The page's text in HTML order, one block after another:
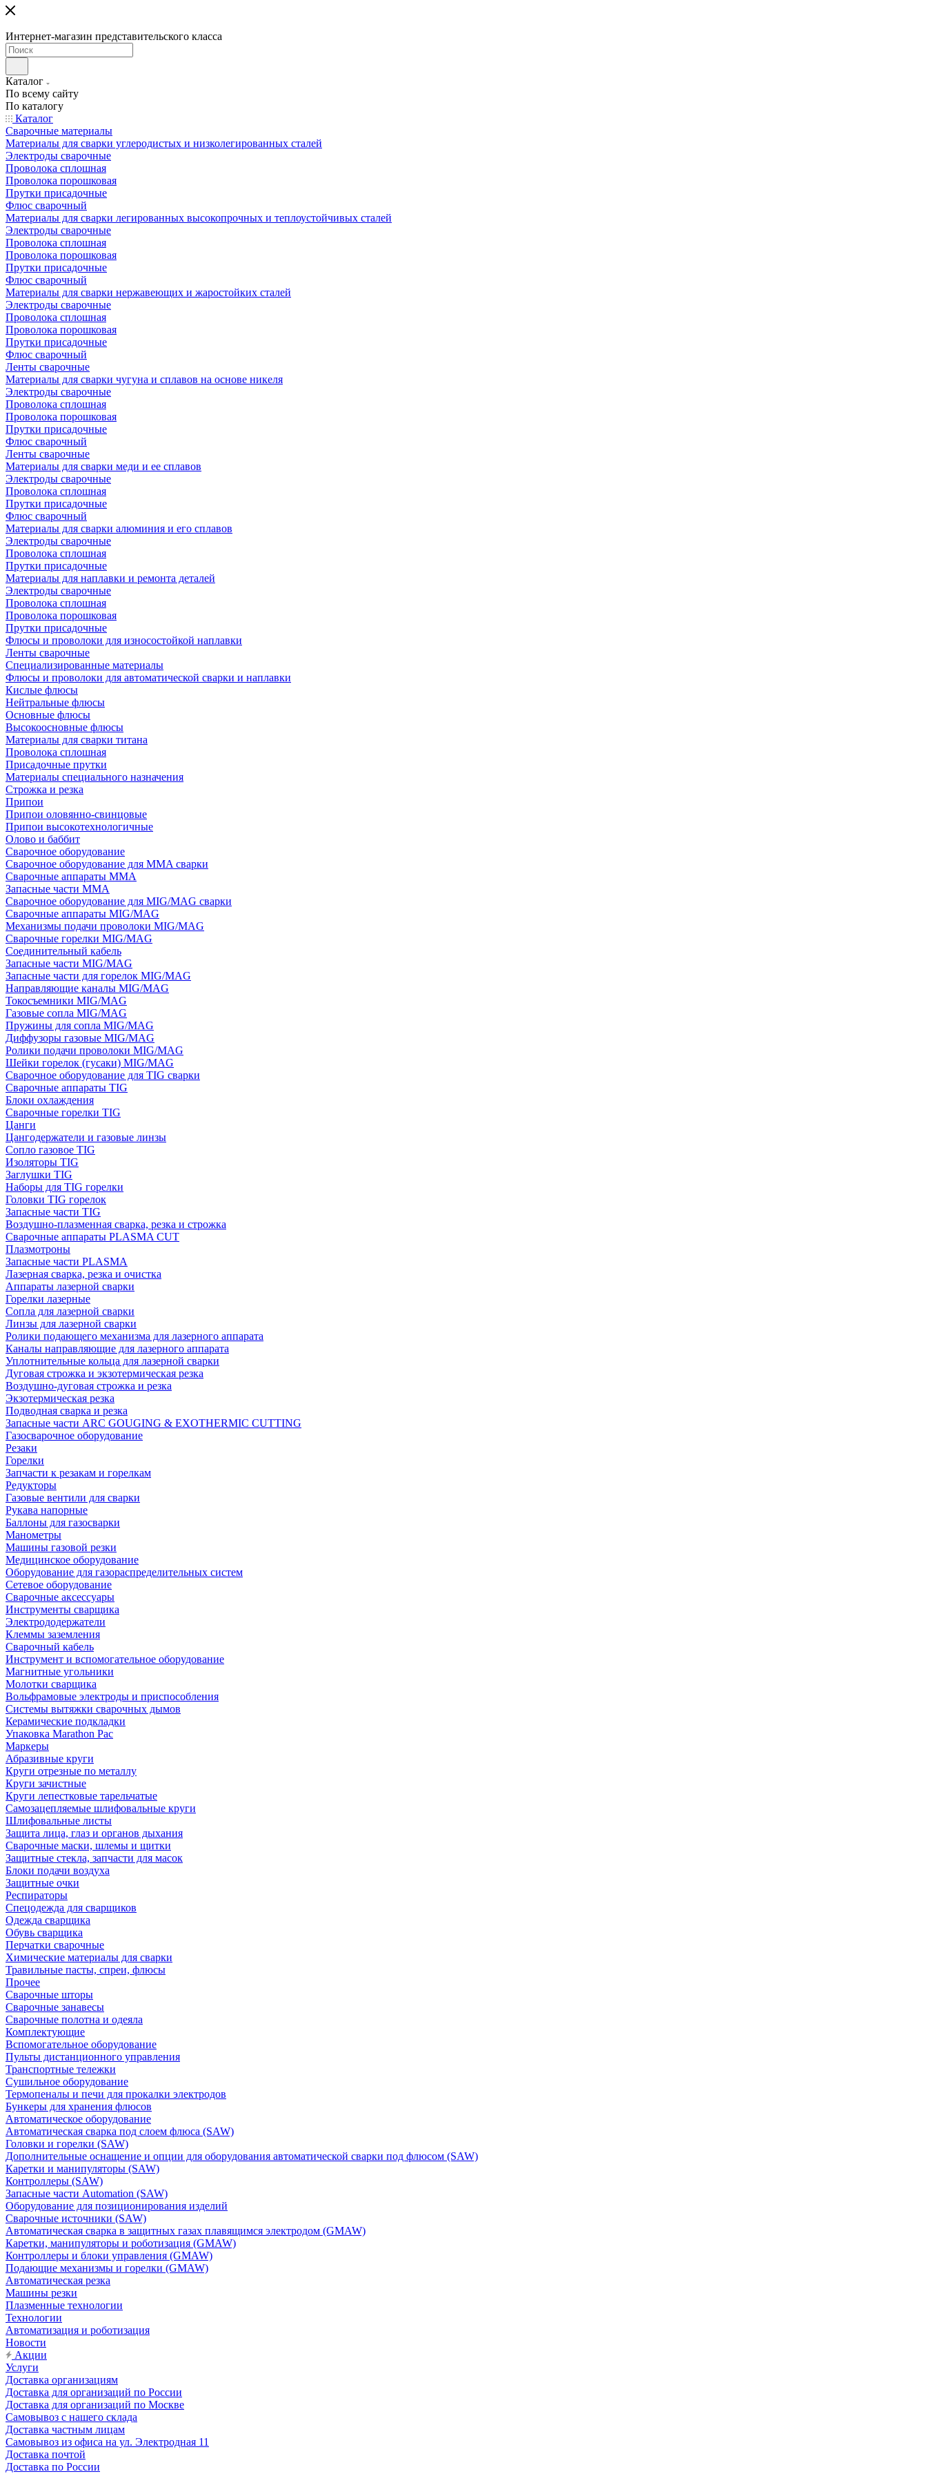
Интернет-магазин представительского класса
Каталог
По всему сайту
По каталогу
Каталог
Сварочные материалы
Материалы для сварки углеродистых и низколегированных сталей
Электроды сварочные
Проволока сплошная
Проволока порошковая
Прутки присадочные
Флюс сварочный
Материалы для сварки легированных высокопрочных и теплоустойчивых сталей
Электроды сварочные
Проволока сплошная
Проволока порошковая
Прутки присадочные
Флюс сварочный
Материалы для сварки нержавеющих и жаростойких сталей
Электроды сварочные
Проволока сплошная
Проволока порошковая
Прутки присадочные
Флюс сварочный
Ленты сварочные
Материалы для сварки чугуна и сплавов на основе никеля
Электроды сварочные
Проволока сплошная
Проволока порошковая
Прутки присадочные
Флюс сварочный
Ленты сварочные
Материалы для сварки меди и ее сплавов
Электроды сварочные
Проволока сплошная
Прутки присадочные
Флюс сварочный
Материалы для сварки алюминия и его сплавов
Электроды сварочные
Проволока сплошная
Прутки присадочные
Материалы для наплавки и ремонта деталей
Электроды сварочные
Проволока сплошная
Проволока порошковая
Прутки присадочные
Флюсы и проволоки для износостойкой наплавки
Ленты сварочные
Специализированные материалы
Флюсы и проволоки для автоматической сварки и наплавки
Кислые флюсы
Нейтральные флюсы
Основные флюсы
Высокоосновные флюсы
Материалы для сварки титана
Проволока сплошная
Присадочные прутки
Материалы специального назначения
Строжка и резка
Припои
Припои оловянно-свинцовые
Припои высокотехнологичные
Олово и баббит
Сварочное оборудование
Сварочное оборудование для MMA сварки
Сварочные аппараты MMA
Запасные части MMA
Сварочное оборудование для MIG/MAG сварки
Сварочные аппараты MIG/MAG
Механизмы подачи проволоки MIG/MAG
Сварочные горелки MIG/MAG
Соединительный кабель
Запасные части MIG/MAG
Запасные части для горелок MIG/MAG
Направляющие каналы MIG/MAG
Токосъемники MIG/MAG
Газовые сопла MIG/MAG
Пружины для сопла MIG/MAG
Диффузоры газовые MIG/MAG
Ролики подачи проволоки MIG/MAG
Шейки горелок (гусаки) MIG/MAG
Сварочное оборудование для TIG сварки
Сварочные аппараты TIG
Блоки охлаждения
Сварочные горелки TIG
Цанги
Цангодержатели и газовые линзы
Сопло газовое TIG
Изоляторы TIG
Заглушки TIG
Наборы для TIG горелки
Головки TIG горелок
Запасные части TIG
Воздушно-плазменная сварка, резка и строжка
Сварочные аппараты PLASMA CUT
Плазмотроны
Запасные части PLASMA
Лазерная сварка, резка и очистка
Аппараты лазерной сварки
Горелки лазерные
Сопла для лазерной сварки
Линзы для лазерной сварки
Ролики подающего механизма для лазерного аппарата
Каналы направляющие для лазерного аппарата
Уплотнительные кольца для лазерной сварки
Дуговая строжка и экзотермическая резка
Воздушно-дуговая строжка и резка
Экзотермическая резка
Подводная сварка и резка
Запасные части ARC GOUGING & EXOTHERMIC CUTTING
Газосварочное оборудование
Резаки
Горелки
Запчасти к резакам и горелкам
Редукторы
Газовые вентили для сварки
Рукава напорные
Баллоны для газосварки
Манометры
Машины газовой резки
Медицинское оборудование
Оборудование для газораспределительных систем
Сетевое оборудование
Сварочные аксессуары
Инструменты сварщика
Электрододержатели
Клеммы заземления
Сварочный кабель
Инструмент и вспомогательное оборудование
Магнитные угольники
Молотки сварщика
Вольфрамовые электроды и приспособления
Системы вытяжки сварочных дымов
Керамические подкладки
Упаковка Marathon Pac
Маркеры
Абразивные круги
Круги отрезные по металлу
Круги зачистные
Круги лепестковые тарельчатые
Самозацепляемые шлифовальные круги
Шлифовальные листы
Защита лица, глаз и органов дыхания
Сварочные маски, шлемы и щитки
Защитные стекла, запчасти для масок
Блоки подачи воздуха
Защитные очки
Респираторы
Спецодежда для сварщиков
Одежда сварщика
Обувь сварщика
Перчатки сварочные
Химические материалы для сварки
Травильные пасты, спреи, флюсы
Прочее
Сварочные шторы
Сварочные занавесы
Сварочные полотна и одеяла
Комплектующие
Вспомогательное оборудование
Пульты дистанционного управления
Транспортные тележки
Сушильное оборудование
Термопеналы и печи для прокалки электродов
Бункеры для хранения флюсов
Автоматическое оборудование
Автоматическая сварка под слоем флюса (SAW)
Головки и горелки (SAW)
Дополнительные оснащение и опции для оборудования автоматической сварки под флюсом (SAW)
Каретки и манипуляторы (SAW)
Контроллеры (SAW)
Запасные части Automation (SAW)
Оборудование для позиционирования изделий
Сварочные источники (SAW)
Автоматическая сварка в защитных газах плавящимся электродом (GMAW)
Каретки, манипуляторы и роботизация (GMAW)
Контроллеры и блоки управления (GMAW)
Подающие механизмы и горелки (GMAW)
Автоматическая резка
Машины резки
Плазменные технологии
Технологии
Автоматизация и роботизация
Новости
Акции
Услуги
Доставка организациям
Доставка для организаций по России
Доставка для организаций по Москве
Самовывоз с нашего склада
Доставка частным лицам
Самовывоз из офиса на ул. Электродная 11
Доставка почтой
Доставка по России